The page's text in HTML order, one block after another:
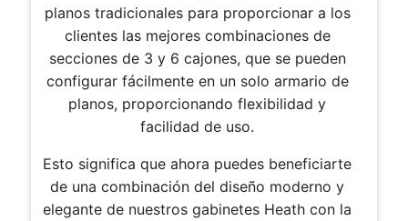
planos tradicionales para proporcionar a los
clientes las mejores combinaciones de
secciones de 3 y 6 cajones, que se pueden
configurar fácilmente en un solo armario de
planos, proporcionando flexibilidad y
facilidad de uso.
Esto significa que ahora puedes beneficiarte
de una combinación del diseño moderno y
elegante de nuestros gabinetes Heath con la